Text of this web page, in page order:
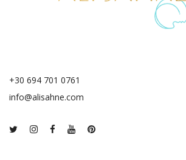
+30 694 701 0761
info@alisahne.com